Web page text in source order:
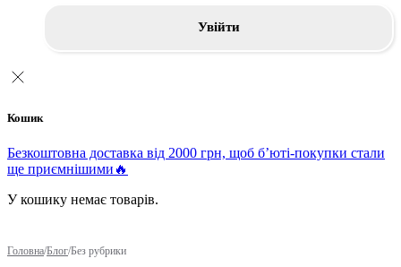
Увійти
Кошик
Безкоштовна доставка від 2000 грн, щоб б’юті-покупки стали
ще приємнішими🔥
У кошику немає товарів.
Головна/Блог/Без рубрики